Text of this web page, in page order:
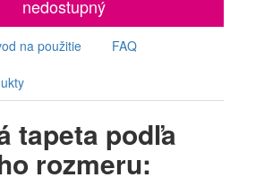
nedostupný
na použitie FAQ
tapeta podľa
rozmeru: